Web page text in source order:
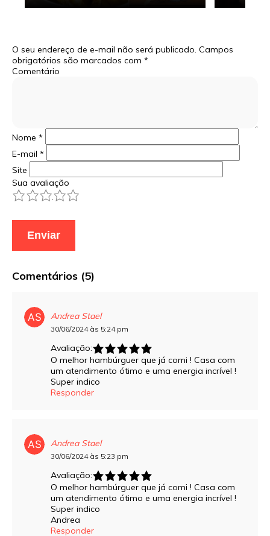
O seu endereço de e-mail não será publicado. Campos
obrigatórios são marcados com *
Comentário
Nome *
E-mail *
Site
Sua avaliação
5
4
3
2
Comentários (5)
Andrea Stael
30/06/2024 às 5:24 pm
Avaliação:
O melhor hambúrguer que já comi ! Casa com
um atendimento ótimo e uma energia incrível !
Super indico
Responder
Andrea Stael
30/06/2024 às 5:23 pm
Avaliação:
O melhor hambúrguer que já comi ! Casa com
um atendimento ótimo e uma energia incrível !
Super indico
Andrea
Responder